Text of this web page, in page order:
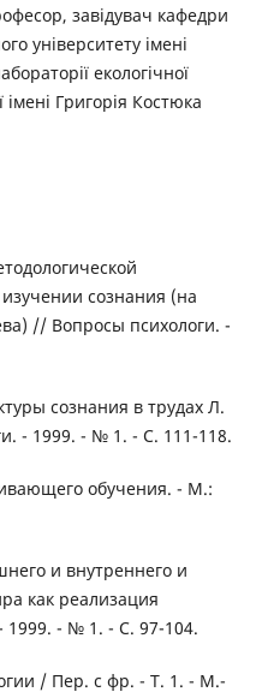
завідувач кафедри
університету імені
екологічної
імені Григорія Костюка
сознания (на
// Вопросы психологи. -
сознания в трудах Л.
- 1999. - № 1. - С. 111-118.
обучения. - М.:
и внутреннего и
как реализация
- № 1. - С. 97-104.
/ Пер. с фр. - Т. 1. - М.-